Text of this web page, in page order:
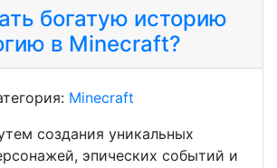
богатую историю
в Minecraft?
Minecraft
создания уникальных
эпических событий и